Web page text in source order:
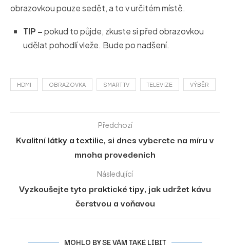
obrazovkou pouze sedět, a to v určitém místě.
TIP –pokud to půjde, zkuste si před obrazovkou
udělat pohodlí vleže. Bude po nadšení.
HDMI OBRAZOVKA SMART TV TELEVIZE VÝBĚR
Předchozí
Kvalitní látky a textilie, si dnes vyberete na míru v
mnoha provedeních
Následující
Vyzkoušejte tyto praktické tipy, jak udržet kávu
čerstvou a voňavou
MOHLO BY SE VÁM TAKÉ LÍBIT